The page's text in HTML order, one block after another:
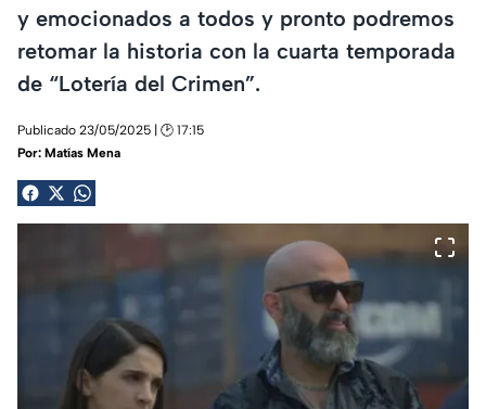
y emocionados a todos y pronto podremos
retomar la historia con la cuarta temporada
de “Lotería del Crimen”.
Publicado 23/05/2025 | 🕑 17:15
Por: Matías Mena